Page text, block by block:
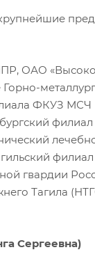
ОАО
ФКУЗ
гвардии
Тагила
Сергеевна)